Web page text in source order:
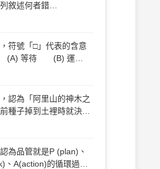
敘述何者錯
？
能力越佳 (B) 股票的本
÷ 每股稅後盈
符號「□」代表的含意
等待 (B) 運
儲存
認為「阿里山的神木之
種子掉到土裡時就決定
年後才知道」，此為領
境理論 (C) 系統理
為品管就是P (plan)、
、A(action)的循環過